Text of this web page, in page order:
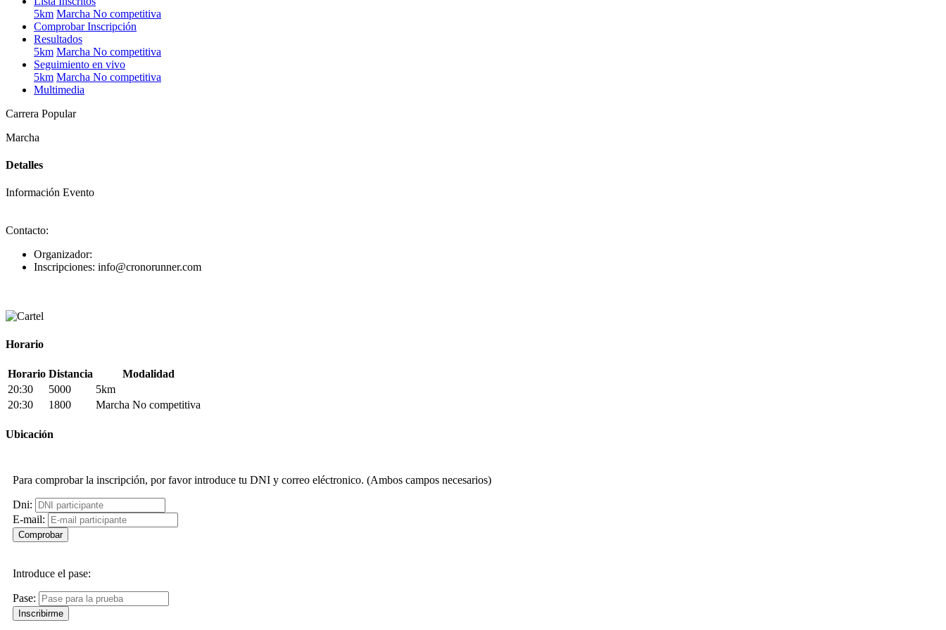
5km Marcha No competitiva
Comprobar Inscripción
Resultados
5km Marcha No competitiva
Seguimiento en vivo
5km Marcha No competitiva
Multimedia
Carrera Popular
Marcha
Detalles
Información Evento
Contacto:
Organizador:
Inscripciones: info@cronorunner.com
Horario
Horario Distancia
Modalidad
20:30
5000
5km
20:30
1800 Marcha No competitiva
Ubicación
Para comprobar la inscripción, por favor introduce tu DNI y correo eléctronico. (Ambos campos necesarios)
Dni:
E-mail:
Introduce el pase:
Pase: